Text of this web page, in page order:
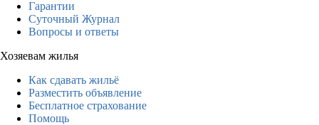
Гарантии
Суточный Журнал
Вопросы и ответы
Хозяевам жилья
Как сдавать жильё
Разместить объявление
Бесплатное страхование
Помощь